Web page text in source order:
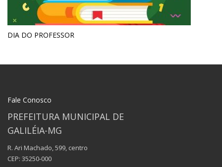
DIA DO PROFESSOR
Fale Conosco
PREFEITURA MUNICIPAL DE
GALILÉIA-MG
R. Ari Machado, 599, centro
CEP: 35250-000